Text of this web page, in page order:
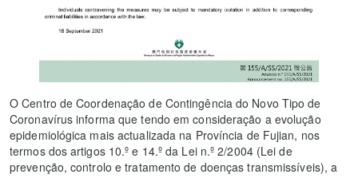
O Centro de Coordenação de Contingência do Novo Tipo de
Coronavírus informa que tendo em consideração a evolução
epidemiológica mais actualizada na Província de Fujian, nos
termos dos artigos 10.º e 14.º da Lei n.º 2/2004 (Lei de
prevenção, controlo e tratamento de doenças transmissíveis), a